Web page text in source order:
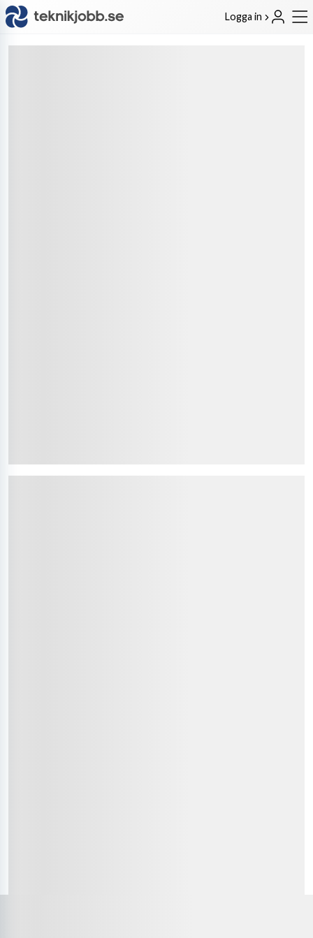
Logga in